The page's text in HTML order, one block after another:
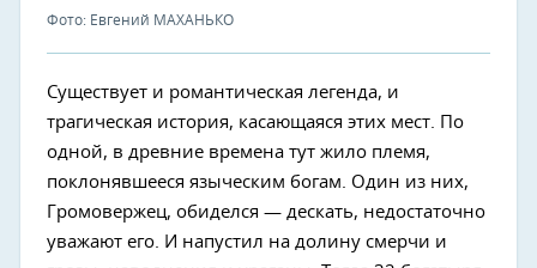
Фото: Евгений МАХАНЬКО
Существует и романтическая легенда, и
трагическая история, касающаяся этих мест. По
одной, в древние времена тут жило племя,
поклонявшееся языческим богам. Один из них,
Громовержец, обиделся — дескать, недостаточно
уважают его. И напустил на долину смерчи и